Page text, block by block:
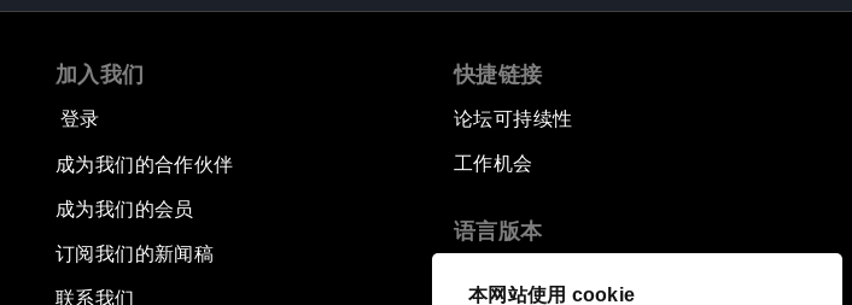
本网站使用 cookie
加入我们
登录
成为我们的合作伙伴
成为我们的会员
订阅我们的新闻稿
联系我们
快捷链接
论坛可持续性
工作机会
语言版本